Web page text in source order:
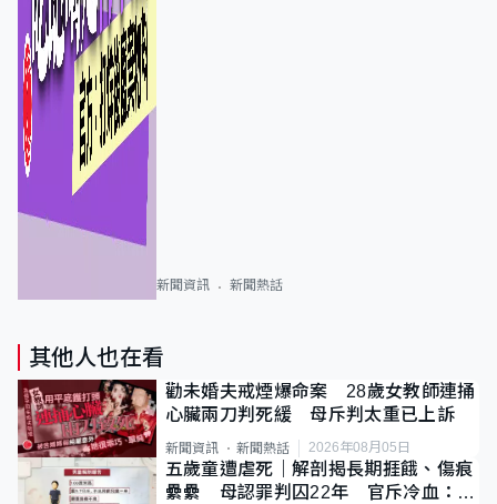
新聞資訊 新聞熱話
其他人也在看
勸未婚夫戒煙爆命案 28歲女教師連捅
心臟兩刀判死緩 母斥判太重已上訴
新聞資訊 新聞熱話 2026年08月05日
五歲童遭虐死｜解剖揭長期捱餓、傷痕
纍纍 母認罪判囚22年 官斥冷血：同